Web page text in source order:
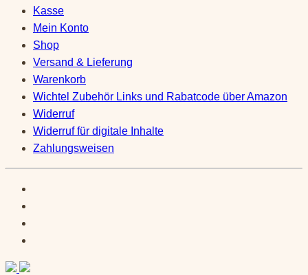
Kasse
Mein Konto
Shop
Versand & Lieferung
Warenkorb
Wichtel Zubehör Links und Rabatcode über Amazon
Widerruf
Widerruf für digitale Inhalte
Zahlungsweisen